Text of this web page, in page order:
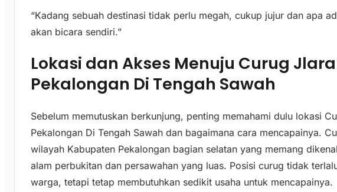
“Kadang sebuah destinasi tidak perlu megah, cukup jujur dan apa
akan bicara sendiri.”
Lokasi dan Akses Menuju Curug
Pekalongan Di Tengah Sawah
Sebelum memutuskan berkunjung, penting memahami dulu lokasi
Pekalongan Di Tengah Sawah dan bagaimana cara mencapainya.
wilayah Kabupaten Pekalongan bagian selatan yang memang
alam perbukitan dan persawahan yang luas. Posisi curug tidak
warga, tetapi tetap membutuhkan sedikit usaha untuk mencapainya.